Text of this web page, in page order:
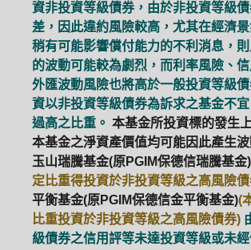
資非投資等級債券，由於非投資等級
差，因此違約風險較高，尤其在經濟景
稍有可能影響償付能力的不利消息，
的波動可能較為劇烈，而利率風險、信
外匯波動風險也將高於一般投資等級
資以非投資等級債券為訴求之基金不
過高之比重。 本基金所投資標的發生
本基金之淨資產價值均可能因此產生波
玉山瑞騰基金(原PGIM保德信瑞騰基金)
定比重得投資於非投資等級之高風險
平衡基金(原PGIM保德信金平衡基金)(
比重投資於非投資等級之高風險債券)
級債券之信用評等未達投資等級或未